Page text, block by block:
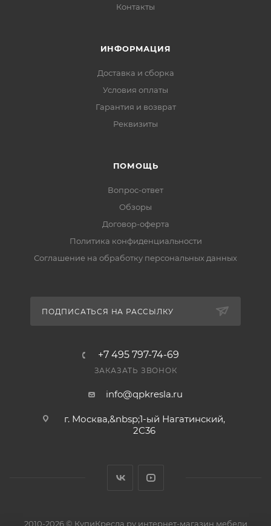
Контакты
ИНФОРМАЦИЯ
Доставка и сборка
Условия оплаты
Гарантия и возврат
Реквизиты
ПОМОЩЬ
Вопрос-ответ
Обзоры
Договор-оферта
Политика конфиденциальности
Соглашение на обработку персональных данных
ПОДПИСАТЬСЯ НА РАССЫЛКУ
+7 495 797-74-69
ЗАКАЗАТЬ ЗВОНОК
info@qpkresla.ru
г. Москва,&nbsp;1-ый Нагатинский,
2C36
2010-2026 © КупиКресла.ру интернет-магазин мебели